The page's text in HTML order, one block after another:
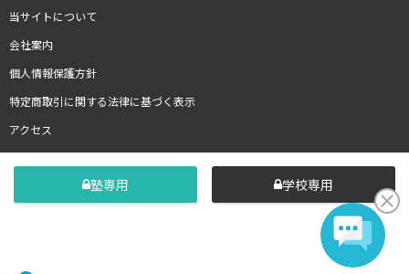
当サイトについて
会社案内
個人情報保護方針
特定商取引に関する法律に基づく表示
アクセス
塾専用 学校専用